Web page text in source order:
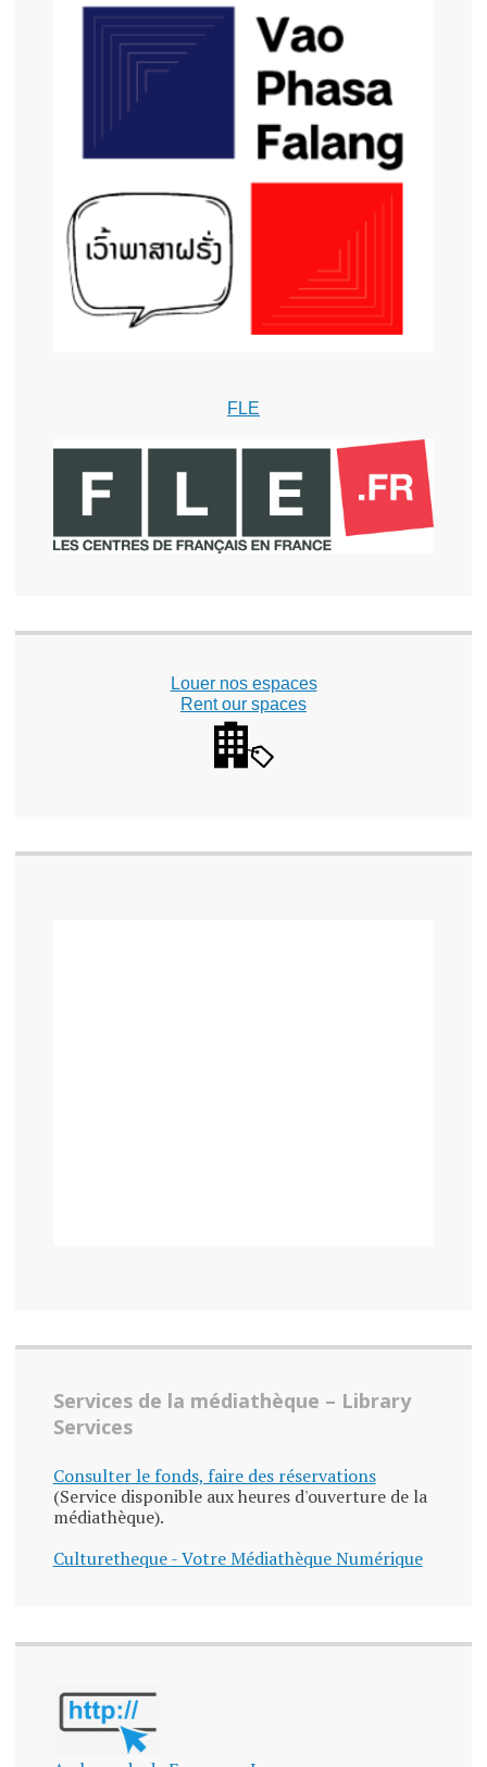
FLE
Louer nos espaces
Rent our spaces
Services de la médiathèque – Library
Services
Consulter le fonds, faire des réservations
(Service disponible aux heures d'ouverture de la
médiathèque).
Culturetheque - Votre Médiathèque Numérique